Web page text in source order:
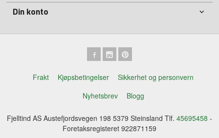
Din konto
Frakt Kjøpsbetingelser
Sikkerhet og personvern
Nyhetsbrev
Blogg
Fjelltind AS Austefjordsvegen 198 5379 Steinsland Tlf. 45695458 -
Foretaksregisteret 922871159